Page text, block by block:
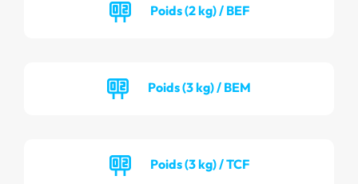
Poids (2 kg) / BEF
Poids (3 kg) / BEM
Poids (3 kg) / TCF